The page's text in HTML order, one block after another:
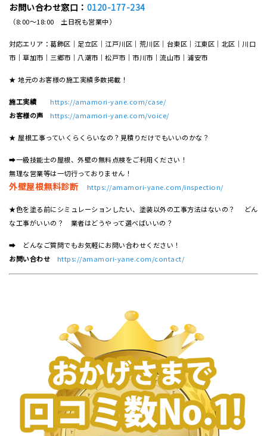
お問い合わせ窓口： 0120-177-234
（8:00～18:00 土日祝も営業中）
対応エリア：葛飾区｜足立区｜江戸川区｜荒川区｜台東区｜江東区｜北区｜川口
市｜草加市｜三郷市｜八潮市｜松⼾市｜市川市｜流⼭市｜浦安市
★ 地元のお客様の施工実績多数掲載！
施工実績
https://amamori-yane.com/case/
お客様の声
https://amamori-yane.com/voice/
★ 屋根工事っていくらくらいなの？見積りだけでもいいのかな？
➡一級技能士の屋根、外壁の無料点検をご利用ください！
無理な営業等は一切行っておりません！
外壁屋根無料診断 https://amamori-yane.com/inspection/
★色を塗る前にシミュレーションしたい、塗装以外の工事方法はないの？ どん
な工事がいいの？ 業者はどうやって選べばいいの？
➡ どんなご質問でもお気軽にお問い合わせください！
お問い合わせ
https://amamori-yane.com/contact/